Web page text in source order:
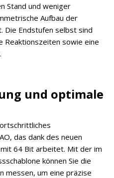
Stand und weniger
Aufbau der
Die Endstufen selbst sind
Reaktionszeiten sowie eine
und optimale
das dank des neuen
64 Bit arbeitet. Mit der im
können Sie die
messen, um eine präzise